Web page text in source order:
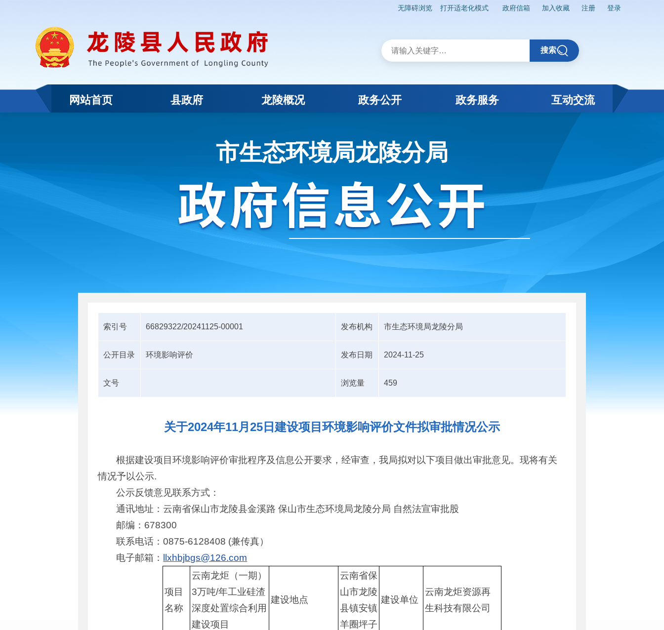
无障碍浏览 打开适老化模式 政府信箱 加入收藏 注册 登录
搜索
网站首页 县政府 龙陵概况 政务公开 政务服务 互动交流
市生态环境局龙陵分局
索引号 66829322/20241125-00001 发布机构 市生态环境局龙陵分局
公开目录 环境影响评价 发布日期 2024-11-25
文号 浏览量 459
关于2024年11月25日建设项目环境影响评价文件拟审批情况公示
根据建设项目环境影响评价审批程序及信息公开要求，经审查，我局拟对以下项目做出审批意见。现将有关
情况予以公示.
公示反馈意见联系方式：
通讯地址：云南省保山市龙陵县金溪路 保山市生态环境局龙陵分局 自然法宣审批股
邮编：678300
联系电话：0875-6128408 (兼传真）
电子邮箱：
llxhbjbgs@126.com
项目
名称
云南龙炬（一期）
3万吨/年工业硅渣
深度处置综合利用
建设项目
建设地点
云南省保
山市龙陵
县镇安镇
羊圈坪子
建设单位
云南龙炬资源再
生科技有限公司